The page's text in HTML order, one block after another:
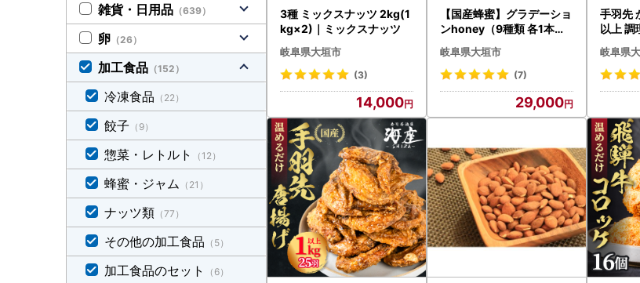
3種 ミックスナッツ 2kg(1
kg×2)｜ミックスナッツ
岐阜県大垣市
(3)
14,000
【国産蜂蜜】グラデーショ
ンhoney（9種類 各1本）
｜蜂蜜
岐阜県大垣市
(7)
29,000
手羽先
以上 調
岐阜県
雑貨・日用品 （639）
卵 （26）
加工食品 （152）
冷凍食品 （22）
餃子 （9）
惣菜・レトルト （12）
蜂蜜・ジャム （21）
ナッツ類 （77）
その他の加工食品 （5）
加工食品のセット （6）